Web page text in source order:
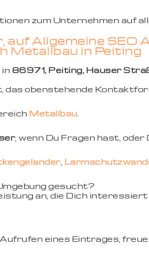
zum Unternehmen auf
auf Allgemeine
Metallbau in Peiting
86971, Peiting, Hauser
obenstehende
Metallbau.
, wenn Du Fragen hast,
,
gesucht?
an, die Dich
eines Eintrages,